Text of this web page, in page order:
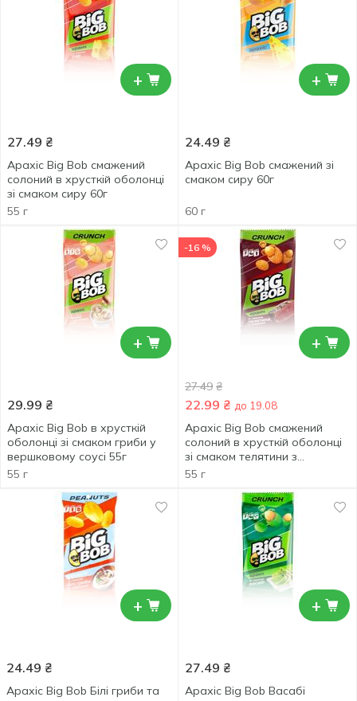
+
27.49 ₴
Арахіс Big Bob смажений
солоний в хрусткій оболонці
зі смаком сиру 60г
55 г
+
24.49 ₴
Арахіс Big Bob смажений зі
смаком сиру 60г
60 г
+
29.99 ₴
Арахіс Big Bob в хрусткій
оболонці зі смаком гриби у
вершковому соусі 55г
55 г
+
-16 %
27.49 ₴
22.99 ₴ до 19.08
Арахіс Big Bob смажений
солоний в хрусткій оболонці
зі смаком телятини з
аджикою 55г
55 г
+
24.49 ₴
Арахіс Big Bob Білі гриби та
+
27.49 ₴
Арахіс Big Bob Васабі